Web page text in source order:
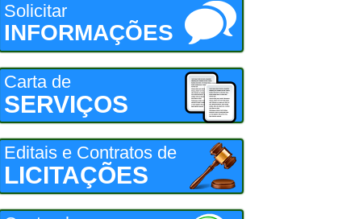
Solicitar
INFORMAÇÕES
Carta de
SERVIÇOS
Editais e Contratos de
LICITAÇÕES